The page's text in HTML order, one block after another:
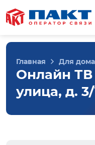
Главная Для дома
Онлайн
улица, д.